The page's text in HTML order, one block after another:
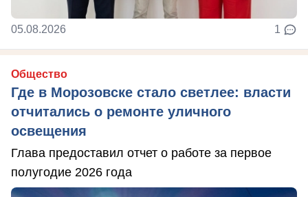
05.08.2026 1
Общество
Где в Морозовске стало светлее: власти
отчитались о ремонте уличного
освещения
Глава предоставил отчет о работе за первое
полугодие 2026 года